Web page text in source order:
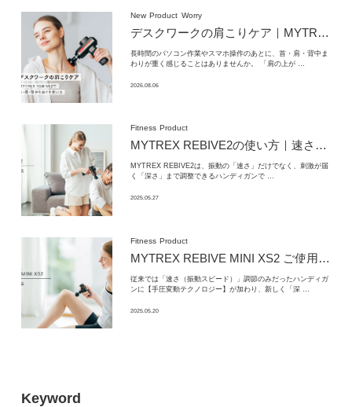
Keyword
New Product Worry
デスクワークの肩こりケア｜MYTREX REBIVE2で首・肩・背中をほぐす使い方
長時間のパソコン作業やスマホ操作のあとに、首・肩・背中ま
わりが重く感じることはありませんか。 「肩の上が …
2026.08.06
Fitness Product
MYTREX REBIVE2の使い方｜速さ×深さの設定と部位別ケア – MYTREX JOURNAL
MYTREX REBIVE2は、振動の「速さ」だけでなく、刺激が届
く「深さ」まで調整できるハンディガンで …
2025.05.27
Fitness Product
MYTREX REBIVE MINI XS2 ご使用方法｜MYTREX(マイトレックス)
従来では「速さ（振動スピード）」調節のみだったハンディガ
ンに【手圧変動テクノロジー】が加わり、新しく「深 …
2025.05.20